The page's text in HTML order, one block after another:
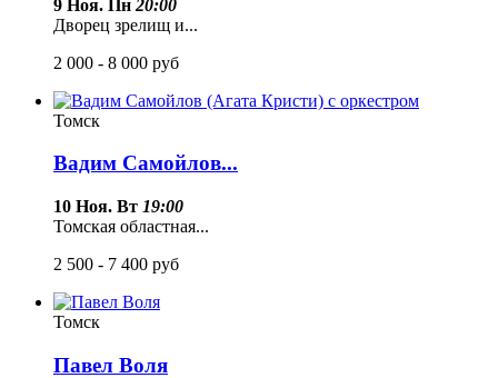
9 Ноя. Пн 20:00
Дворец зрелищ и...
2 000 - 8 000 руб
Томск
Вадим Самойлов...
10 Ноя. Вт 19:00
Томская областная...
2 500 - 7 400 руб
Томск
Павел Воля